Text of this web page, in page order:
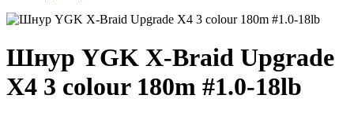
Шнур YGK X-Braid Upgrade
X4 3 colour 180m #1.0-18lb